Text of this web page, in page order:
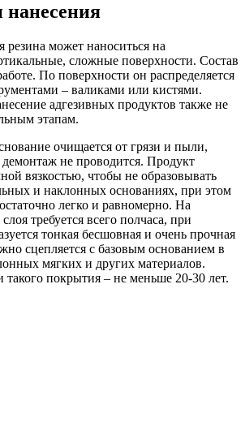
нанесения
резина может наноситься на
сложные поверхности. Состав
По поверхности он распределяется
– валиками или кистями.
адгезивных продуктов также не
этапам.
очищается от грязи и пыли,
не проводится. Продукт
вязкостью, чтобы не образовывать
и наклонных основаниях, при этом
легко и равномерно. На
требуется всего полчаса, при
тонкая бесшовная и очень прочная
сцепляется с базовым основанием в
мягких и других материалов.
такого покрытия – не меньше 20-30 лет.